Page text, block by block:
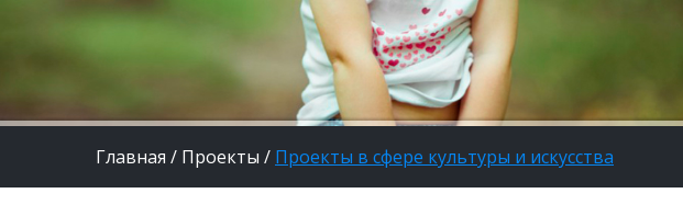
Главная / Проекты / Проекты в сфере культуры и искусства